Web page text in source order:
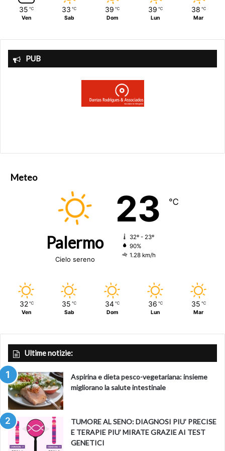
35 ℃
Ven
33 ℃
Sab
39 ℃
Dom
39 ℃
Lun
38 ℃
Mar
PUB
Meteo
Palermo
Cielo sereno
23 ℃
32º - 23º
90%
1.28 km/h
32 ℃
Ven
35 ℃
Sab
34 ℃
Dom
36 ℃
Lun
35 ℃
Mar
Ultime notizie:
Aspirina e dieta pesco-vegetariana: insieme
migliorano la salute intestinale
TUMORE AL SENO: DIAGNOSI PIU’ PRECISE
E TERAPIE PIU’ MIRATE GRAZIE AI TEST
GENETICI